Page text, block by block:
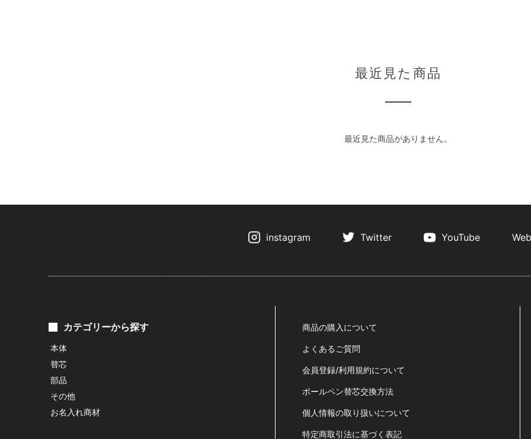
最近見た商品
最近見た商品がありません。
instagram Twitter YouTube
カテゴリーから探す
本体
替芯
部品
その他
お名入れ商材
商品の購入について
よくあるご質問
会員登録/利用規約について
ボールペン替芯交換方法
個人情報の取り扱いについて
特定商取引法に基づく表記